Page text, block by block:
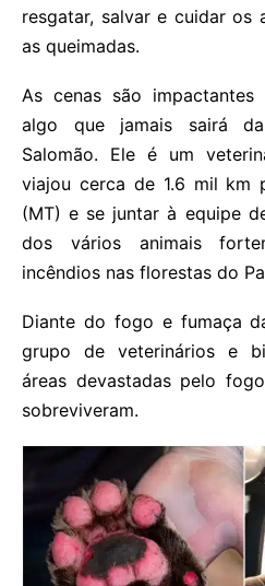
resgatar, salvar e cuidar os
as queimadas.
As cenas são
algo que jamais sairá
Salomão. Ele é um
viajou cerca de 1.6 mil km
(MT) e se juntar à equipe
dos vários animais
incêndios nas florestas do
Diante do fogo e fumaça
grupo de veterinários e
áreas devastadas pelo
sobreviveram.